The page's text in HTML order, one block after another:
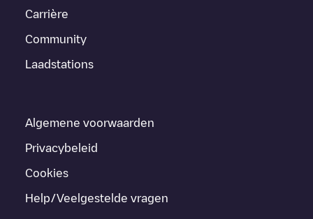
Carrière
Community
Laadstations
Algemene voorwaarden
Privacybeleid
Cookies
Help/Veelgestelde vragen